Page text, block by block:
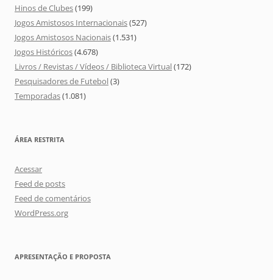
Hinos de Clubes(199)
Jogos Amistosos Internacionais(527)
Jogos Amistosos Nacionais(1.531)
Jogos Históricos(4.678)
Livros / Revistas / Vídeos / Biblioteca Virtual(172)
Pesquisadores de Futebol(3)
Temporadas(1.081)
ÁREA RESTRITA
Acessar
Feed de posts
Feed de comentários
WordPress.org
APRESENTAÇÃO E PROPOSTA